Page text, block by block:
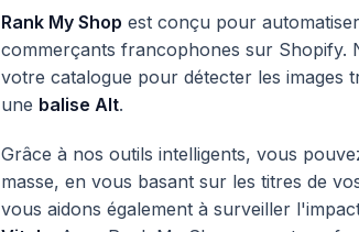
Rank My Shop est conçu pour
commerçants francophones sur Shopify.
votre catalogue pour détecter les images
une balise Alt.
Grâce à nos outils intelligents, vous
masse, en vous basant sur les titres de
vous aidons également à surveiller